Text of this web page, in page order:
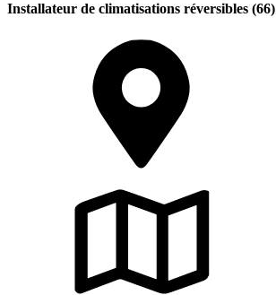
Installateur de climatisations réversibles (66)